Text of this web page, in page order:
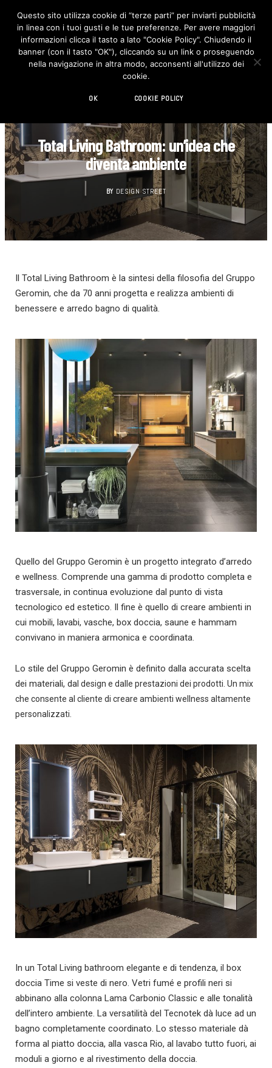
F
c
e
b
o
I
n
s
t
Total Living Bathroom: un’idea che
diventa ambiente
BY DESIGN STREET
Il Total Living Bathroom è la sintesi della filosofia del Gruppo
Geromin, che da 70 anni progetta e realizza ambienti di
benessere e arredo bagno di qualità.
Quello del Gruppo Geromin è un progetto integrato d’arredo
e wellness. Comprende una gamma di prodotto completa e
trasversale, in continua evoluzione dal punto di vista
tecnologico ed estetico. Il fine è quello di creare ambienti in
cui mobili, lavabi, vasche, box doccia, saune e hammam
convivano in maniera armonica e coordinata.
Lo stile del Gruppo Geromin è definito dalla accurata scelta
dei materiali, da l design e dalle prestazioni dei prodotti. Un mix
che consente al cliente di creare ambienti wellness altamente
personalizzati.
In un Total Living bathroom elegante e di tendenza, il box
doccia Time si veste di nero. Vetri fumé e profili neri si
abbinano alla colonna Lama Carbonio Classic e alle tonalità
dell’intero ambiente. La versatilità del Tecnotek dà luce ad un
bagno completamente coordinato. Lo stesso materiale dà
forma al piatto doccia, alla vasca Rio, al lavabo tutto fuori, ai
moduli a giorno e al rivestimento della doccia.
Questo sito utilizza cookie di “terze parti” per inviarti pubblicità
in linea con i tuoi gusti e le tue preferenze. Per avere maggiori
informazioni clicca il tasto a lato "Cookie Policy". Chiudendo il
banner (con il tasto "OK"), cliccando su un link o proseguendo
nella navigazione in altra modo, acconsenti all'utilizzo dei
cookie.
OK COOKIE POLICY